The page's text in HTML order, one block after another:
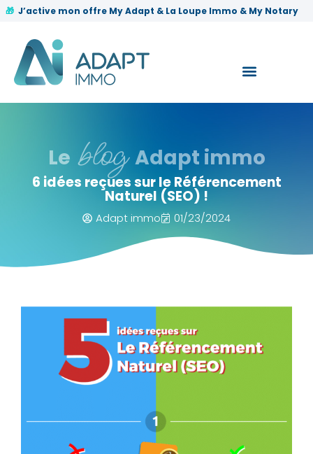
🎁
✨ J’active mon offre My Adapt & La Loupe Immo & My Notary
Le blogAdapt immo
6 idées reçues sur le Référencement
Naturel (SEO) !
Adapt immo 01/23/2024